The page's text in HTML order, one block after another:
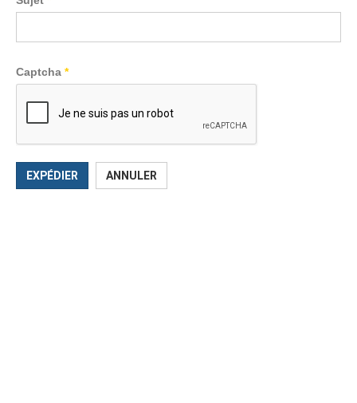
Captcha *
EXPÉDIER ANNULER